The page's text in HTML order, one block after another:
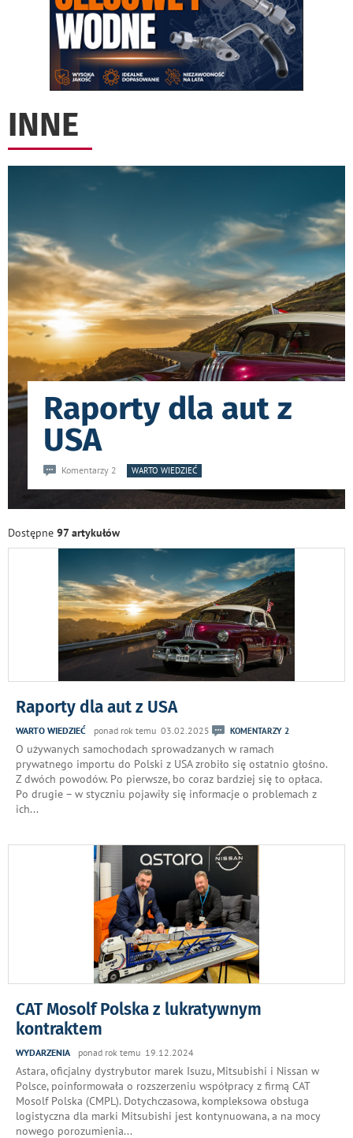
INNE
Raporty dla aut z
USA
Komentarzy 2 WARTO WIEDZIEĆ
Dostępne 97 artykułów
Raporty dla aut z USA
WARTO WIEDZIEĆ ponad rok temu 03.02.2025 KOMENTARZY 2
O używanych samochodach sprowadzanych w ramach
prywatnego importu do Polski z USA zrobiło się ostatnio głośno.
Z dwóch powodów. Po pierwsze, bo coraz bardziej się to opłaca.
Po drugie – w styczniu pojawiły się informacje o problemach z
ich...
CAT Mosolf Polska z lukratywnym
kontraktem
WYDARZENIA ponad rok temu 19.12.2024
Astara, oficjalny dystrybutor marek Isuzu, Mitsubishi i Nissan w
Polsce, poinformowała o rozszerzeniu współpracy z firmą CAT
Mosolf Polska (CMPL). Dotychczasowa, kompleksowa obsługa
logistyczna dla marki Mitsubishi jest kontynuowana, a na mocy
nowego porozumienia...